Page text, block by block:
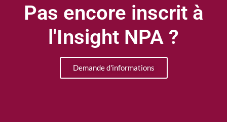
Pas encore inscrit à
l'Insight NPA ?
Demande d'informations